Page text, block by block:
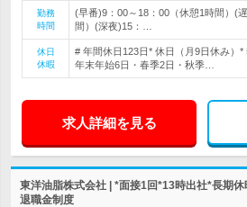
勤務
時間
(早番)9：00～18：00（休憩1時間）(
間）(深夜)15：…
休日
休暇
# 年間休日123日* 休日（月9日休み）*
年末年始6日・春季2日・秋季…
求人詳細を見る
東洋油脂株式会社 | *面接1回*13時出社*長期
退職金制度